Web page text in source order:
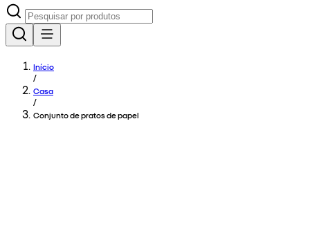
Início
/
Casa
/
Conjunto de pratos de papel